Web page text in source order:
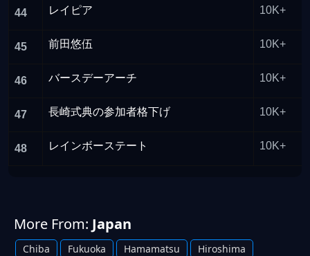
44 レイピア 10K+
45 前田悠伍 10K+
46 バースデーアーチ 10K+
47 長崎式典の参加者格下げ 10K+
48 レインボーステート 10K+
More From: Japan
Chiba Fukuoka Hamamatsu
Hiroshima